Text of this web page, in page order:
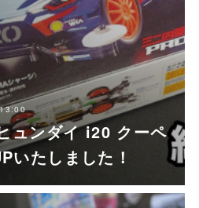
ュンダイ i20 クーペ
いたしました！